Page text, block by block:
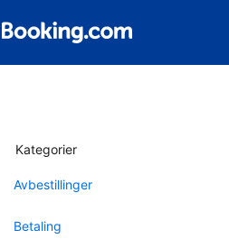
Kategorier
Avbestillinger
Betaling